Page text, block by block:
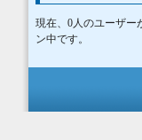
現在、0人のユーザー
ン中です。